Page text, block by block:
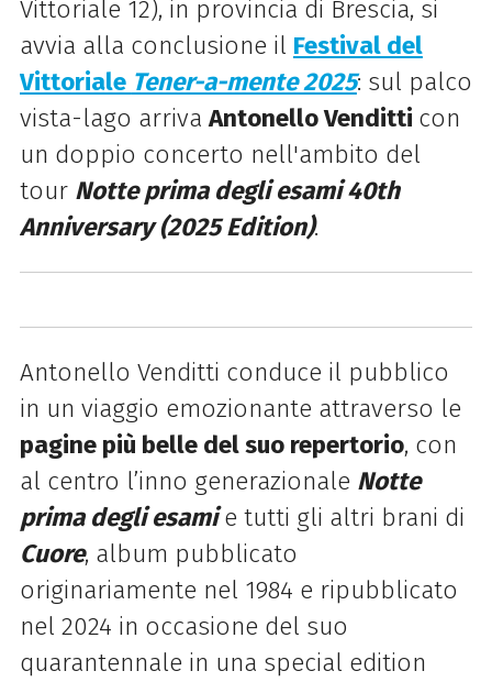
Vittoriale 12), in provincia di Brescia, si
avvia alla conclusione il Festival del
Vittoriale Tener-a-mente 2025: sul palco
vista-lago arrivaAntonello Venditti con
un doppio concerto nell'ambito del
tour Notte prima degli esami 40th
Anniversary (2025 Edition).
Antonello Venditti conduce il pubblico
in un viaggio emozionante attraverso le
pagine più belle del suo repertorio, con
al centro l’inno generazionale Notte
prima degli esamie tutti gli altri brani di
Cuore, album pubblicato
originariamente nel 1984 e ripubblicato
nel 2024 in occasione del suo
quarantennale in una special edition